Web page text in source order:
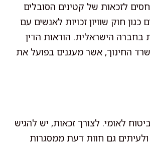
לזכאות של קטינים הסובלים
חוק שוויון זכויות לאנשים עם
מוגבלות בחברה הישראלית. הוראות הדין
החינוך, אשר מעגנים בפועל את
לאומי. לצורך זכאות, יש להגיש
גם חוות דעת ממסגרות